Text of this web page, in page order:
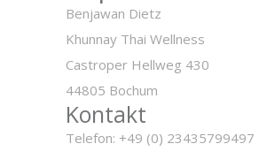
Benjawan Dietz
Khunnay Thai Wellness
Castroper Hellweg 430
44805 Bochum
Kontakt
Telefon: +49 (0) 23435799497